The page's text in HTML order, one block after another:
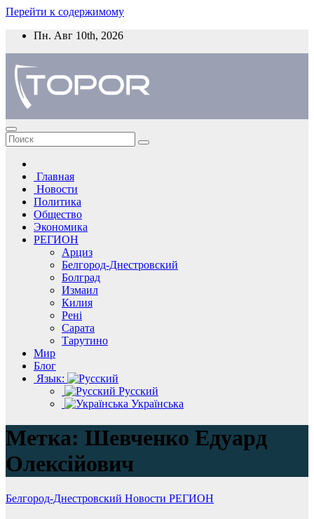
Перейти к содержимому
Пн. Авг 10th, 2026
Главная
Новости
Политика
Общество
Экономика
РЕГИОН
Арциз
Белгород-Днестровский
Болград
Измаил
Килия
Рені
Сарата
Тарутино
Мир
Блог
Язык:
Русский
Українська
Метка: Шевченко Едуард
Олексійович
Белгород-Днестровский Новости РЕГИОН